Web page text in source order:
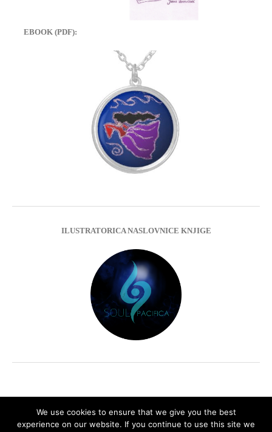
EBOOK (PDF):
ILUSTRATORICA NASLOVNICE KNJIGE
We use cookies to ensure that we give you the best
experience on our website. If you continue to use this site we